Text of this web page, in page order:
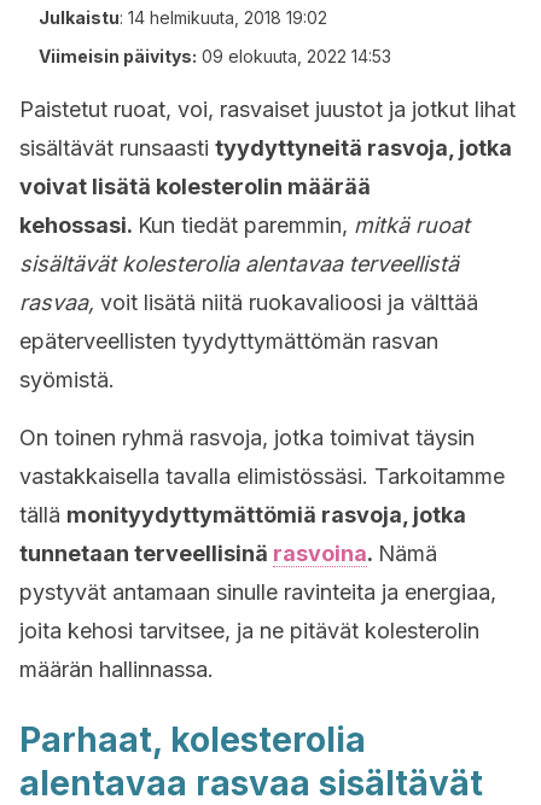
Julkaistu: 14 helmikuuta, 2018 19:02
Viimeisin päivitys: 09 elokuuta, 2022 14:53
Paistetut ruoat, voi, rasvaiset juustot ja jotkut lihat
sisältävät runsaasti tyydyttyneitä rasvoja, jotka
voivat lisätä kolesterolin määrää
kehossasi. Kun tiedät paremmin, mitkä ruoat
sisältävät kolesterolia alentavaa terveellistä
rasvaa, voit lisätä niitä ruokavalioosi ja välttää
epäterveellisten tyydyttymättömän rasvan
syömistä.
On toinen ryhmä rasvoja, jotka toimivat täysin
vastakkaisella tavalla elimistössäsi. Tarkoitamme
tällä monityydyttymättömiä rasvoja, jotka
tunnetaan terveellisinä rasvoina. Nämä
pystyvät antamaan sinulle ravinteita ja energiaa,
joita kehosi tarvitsee, ja ne pitävät kolesterolin
määrän hallinnassa.
Parhaat, kolesterolia
alentavaa rasvaa sisältävät